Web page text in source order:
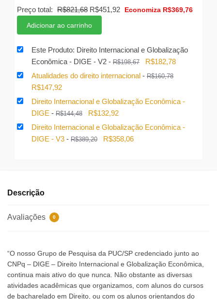
quantidade
Preço total: R$821,68 O
original
R$451,92OEconomiza R$369,76
Adicionar ao carrinho
Este Produto: Direito Internacional e Globalização
Econômica - DIGE - V2 - R$198,67
O
preço
R$182,78O
Atualidades do direito internacional - R$160,78
O
preço
original
R$147,92O
preço
atual
Direito Internacional e Globalização Econômica -
DIGE - R$144,48
O
preço
original
R$132,92O
preço
atual
Direito Internacional e Globalização Econômica -
DIGE - V3 - R$389,20
O
R$358,06O
Descrição
Avaliações 0
“O nosso Grupo de Pesquisa da PUC/SP credenciado junto ao
CNPq – DIGE – Direito Internacional e Globalização Econômica,
continua mais ativo do que nunca. Não obstante as diversas
atividades acadêmicas que organizamos, com alunos do cursos
de bacharelado em Direito, ou com os alunos orientandos do